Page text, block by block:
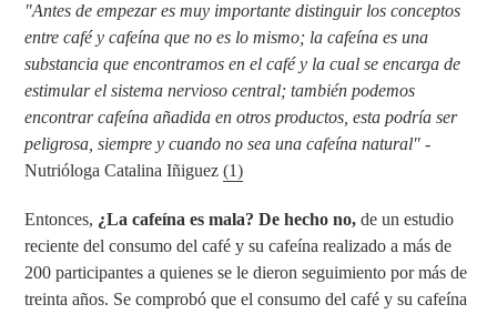
"Antes de empezar es muy importante distinguir los conceptos
entre café y cafeína que no es lo mismo; la cafeína es una
substancia que encontramos en el café y la cual se encarga de
estimular el sistema nervioso central; también podemos
encontrar cafeína añadida en otros productos, esta podría ser
peligrosa, siempre y cuando no sea una cafeína natural" -
Nutrióloga Catalina Iñiguez (1)
Entonces, ¿La cafeína es mala? De hecho no, de un estudio
reciente del consumo del café y su cafeína realizado a más de
200 participantes a quienes se le dieron seguimiento por más de
treinta años. Se comprobó que el consumo del café y su cafeína